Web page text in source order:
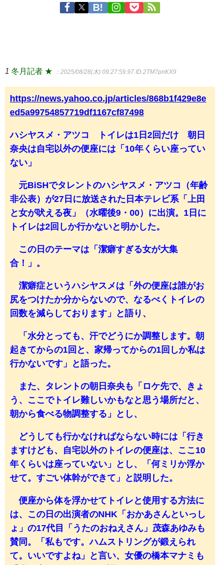
1 冬月記者 ★ ：2025/08/28(木) 09:27:59.97 ID:2TM7pnKX9
https://news.yahoo.co.jp/articles/868b1f429e8e
ed5a99754857719df1167cf87498
ハシヤスメ・アツコ トイレは1日2回だけ 朝日
奈央は自宅以外の便座には「10年くらい座ってい
ない」
元BiSHでタレントのハシヤスメ・アツコ（年齢
非公表）が27日に放送された日本テレビ系「上田
と女が吠える夜」（水曜後9・00）に出演。1日に
トイレは2回しか行かないと明かした。
この日のテーマは「潔癖すぎる女が大集
合！」。
潔癖症というハシヤスメは「外の便座は誰がお
尻をつけたか分からないので、なるべくトイレの
回数を減らしております」と語り、
「水分とっても、汗でどうにか調整します。朝
起きてからの1回と、家帰ってからの1回しか私は
行かないです」と語った。
また、タレントの朝日奈央も「ロケ先で、きょ
う、ここでトイレ難しいかもなと思う場所だと、
朝から食べる物調整する」とし、
どうしても行かなければならない時には「行き
ますけども、自宅以外のトイレの便座は、ここ10
年くらいは座っていない」とし、「何ミリか浮か
せて。すごい体幹ができて」と説明した。
便座から体を浮かせてトイレと使用する方法に
は、この日の出演者のNHK「おかあさんといっし
ょ」の17代目「うたのおねえさん」茂森あゆみも
賛同。「私もです。ハムストリングが鍛えられ
て。いいですよね」と言い、女優の橋本マナミも